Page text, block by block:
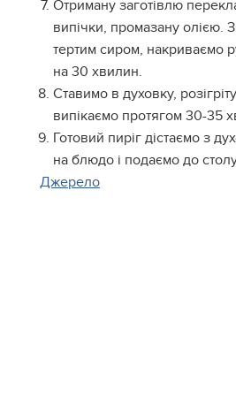
Отриману заготівлю
випічки, промазану олією.
тертим сиром, накриваємо
на 30 хвилин.
Ставимо в духовку,
випікаємо протягом 30-35
Готовий пиріг дістаємо з
на блюдо і подаємо до
Джерело